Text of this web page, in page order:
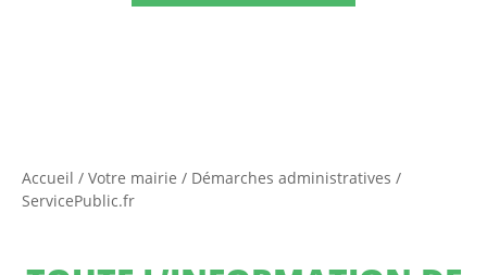
Accueil / Votre mairie / Démarches administratives /
ServicePublic.fr